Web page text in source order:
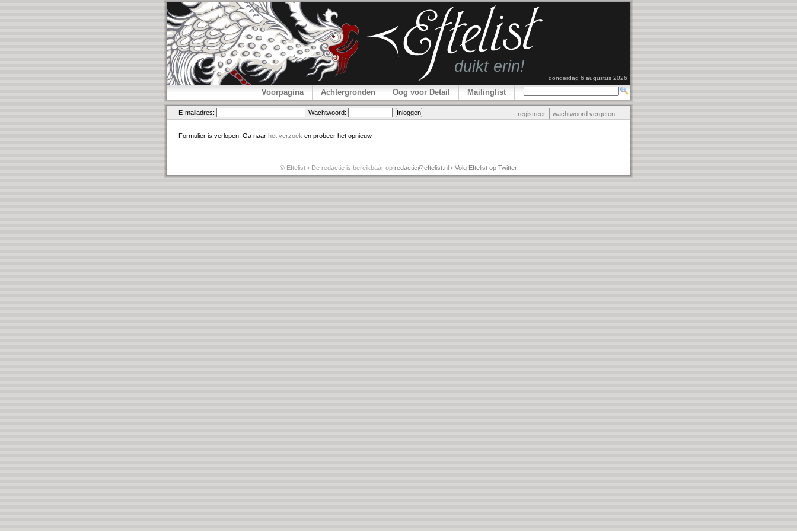
donderdag 6 augustus 2026
Voorpagina Achtergronden Oog voor Detail Mailinglist
E-mailadres: Wachtwoord: registreer wachtwoord vergeten
Formulier is verlopen. Ga naar het verzoek en probeer het opnieuw.
© Eftelist • De redactie is bereikbaar op redactie@eftelist.nl • Volg Eftelist op Twitter